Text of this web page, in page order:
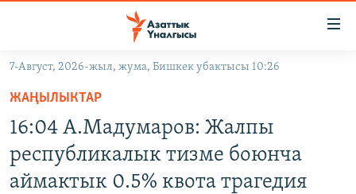
Навигацияга
өтүңүз
салыңызКЫРГЫЗСТАН
САЯСАТ
ДҮЙНӨ
УКРАИНА
7-Август, 2026-жыл, жума, Бишкек убактысы 10:26
ЖАҢЫЛЫКТАР
16:04 А.Мадумаров: Жалпы
республикалык тизме боюнча
аймактык 0.5% квота трагедия